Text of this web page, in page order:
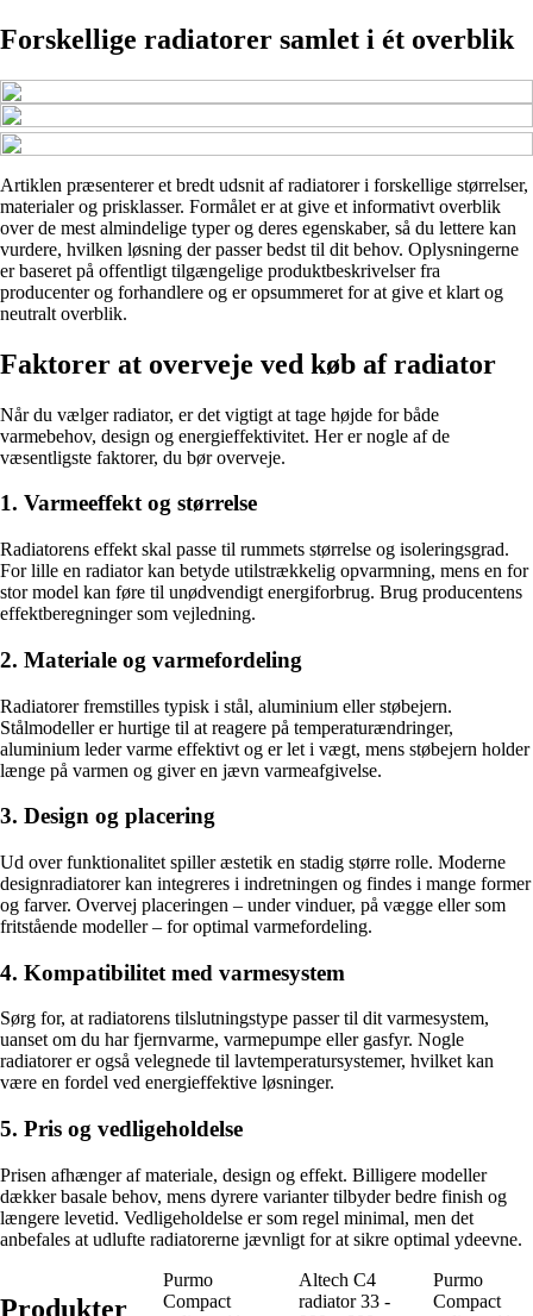
Forskellige radiatorer samlet i ét overblik
Artiklen præsenterer et bredt udsnit af radiatorer i forskellige størrelser,
materialer og prisklasser. Formålet er at give et informativt overblik
over de mest almindelige typer og deres egenskaber, så du lettere kan
vurdere, hvilken løsning der passer bedst til dit behov. Oplysningerne
er baseret på offentligt tilgængelige produktbeskrivelser fra
producenter og forhandlere og er opsummeret for at give et klart og
neutralt overblik.
Faktorer at overveje ved køb af radiator
Når du vælger radiator, er det vigtigt at tage højde for både
varmebehov, design og energieffektivitet. Her er nogle af de
væsentligste faktorer, du bør overveje.
1. Varmeeffekt og størrelse
Radiatorens effekt skal passe til rummets størrelse og isoleringsgrad.
For lille en radiator kan betyde utilstrækkelig opvarmning, mens en for
stor model kan føre til unødvendigt energiforbrug. Brug producentens
effektberegninger som vejledning.
2. Materiale og varmefordeling
Radiatorer fremstilles typisk i stål, aluminium eller støbejern.
Stålmodeller er hurtige til at reagere på temperaturændringer,
aluminium leder varme effektivt og er let i vægt, mens støbejern holder
længe på varmen og giver en jævn varmeafgivelse.
3. Design og placering
Ud over funktionalitet spiller æstetik en stadig større rolle. Moderne
designradiatorer kan integreres i indretningen og findes i mange former
og farver. Overvej placeringen – under vinduer, på vægge eller som
fritstående modeller – for optimal varmefordeling.
4. Kompatibilitet med varmesystem
Sørg for, at radiatorens tilslutningstype passer til dit varmesystem,
uanset om du har fjernvarme, varmepumpe eller gasfyr. Nogle
radiatorer er også velegnede til lavtemperatursystemer, hvilket kan
være en fordel ved energieffektive løsninger.
5. Pris og vedligeholdelse
Prisen afhænger af materiale, design og effekt. Billigere modeller
dækker basale behov, mens dyrere varianter tilbyder bedre finish og
længere levetid. Vedligeholdelse er som regel minimal, men det
anbefales at udlufte radiatorerne jævnligt for at sikre optimal ydeevne.
Produkter
Purmo
Compact
Altech C4
radiator 33 -
Purmo
Compact